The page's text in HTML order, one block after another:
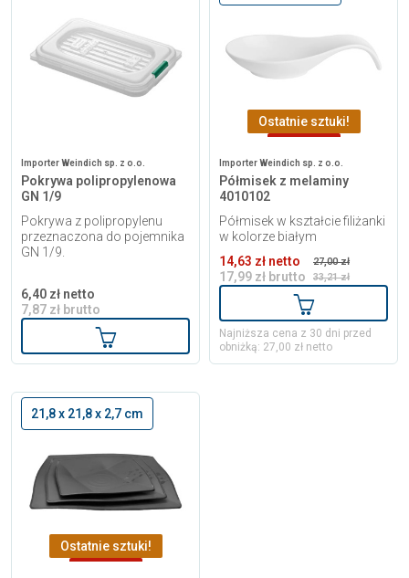
Importer Weindich sp. z o.o.
Pokrywa polipropylenowa
GN 1/9
Pokrywa z polipropylenu
przeznaczona do pojemnika
GN 1/9.
6,40 zł netto
7,87 zł brutto
Dodaj do koszyka
Ostatnie sztuki!
Importer Weindich sp. z o.o.
Półmisek z melaminy
4010102
Półmisek w kształcie filiżanki
w kolorze białym
14,63 zł netto
17,99 zł brutto
27,00 zł
33,21 zł
Dodaj do
Najniższa cena z 30 dni przed
obniżką: 27,00 zł netto
21,8 x 21,8 x 2,7 cm
Ostatnie sztuki!